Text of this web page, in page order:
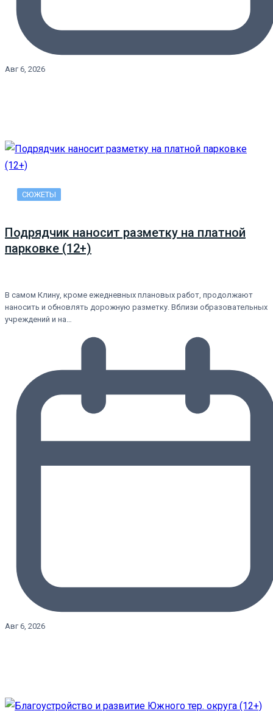
Авг 6, 2026
СЮЖЕТЫ
Подрядчик наносит разметку на платной
парковке (12+)
В самом Клину, кроме ежедневных плановых работ, продолжают
наносить и обновлять дорожную разметку. Вблизи образовательных
учреждений и на…
Авг 6, 2026